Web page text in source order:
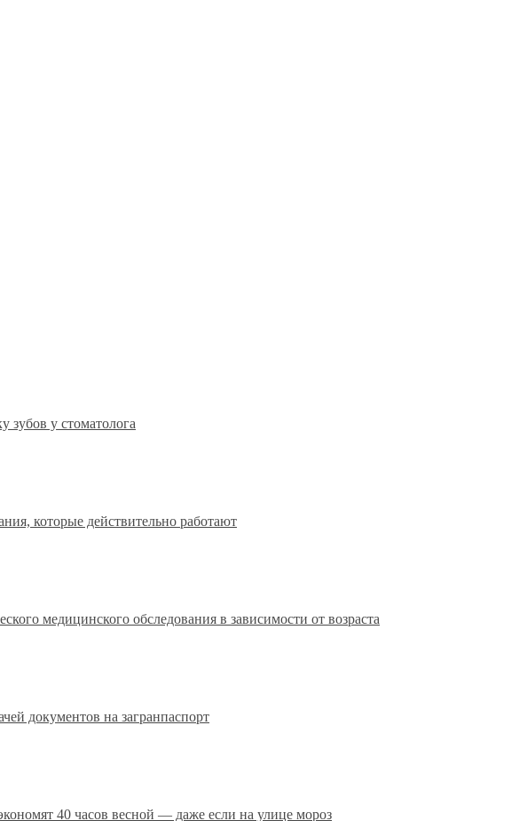
зубов у стоматолога
которые действительно работают
медицинского обследования в зависимости от возраста
документов на загранпаспорт
40 часов весной — даже если на улице мороз